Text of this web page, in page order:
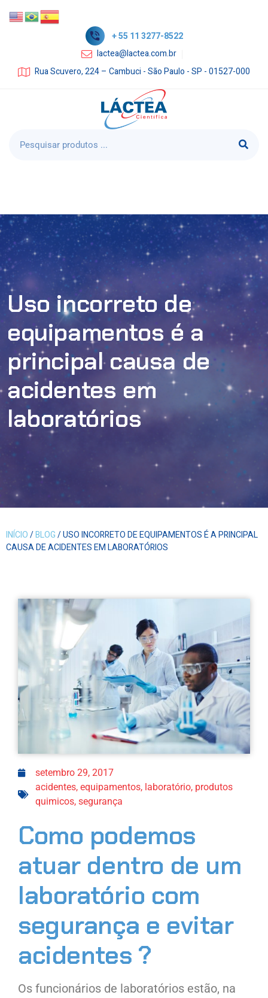
+ 55 11 3277-8522
lactea@lactea.com.br
Rua Scuvero, 224 – Cambuci - São Paulo - SP - 01527-000
Uso incorreto de
equipamentos é a
principal causa de
acidentes em
laboratórios
INÍCIO/BLOG/ USO INCORRETO DE EQUIPAMENTOS É A PRINCIPAL
CAUSA DE ACIDENTES EM LABORATÓRIOS
setembro 29, 2017
acidentes, equipamentos, laboratório, produtos
quimicos, segurança
Como podemos
atuar dentro de um
laboratório com
segurança e evitar
acidentes ?
Os funcionários de laboratórios estão, na